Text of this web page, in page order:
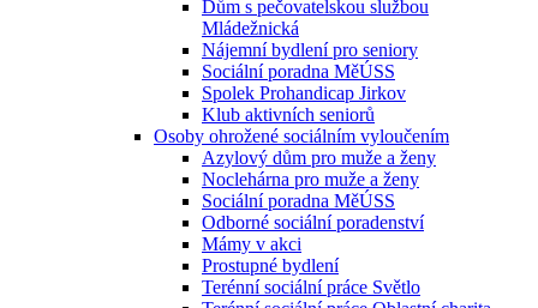
Dům s pečovatelskou službou
Mládežnická
Nájemní bydlení pro seniory
Sociální poradna MěÚSS
Spolek Prohandicap Jirkov
Klub aktivních seniorů
Osoby ohrožené sociálním vyloučením
Azylový dům pro muže a ženy
Noclehárna pro muže a ženy
Sociální poradna MěÚSS
Odborné sociální poradenství
Mámy v akci
Prostupné bydlení
Terénní sociální práce Světlo